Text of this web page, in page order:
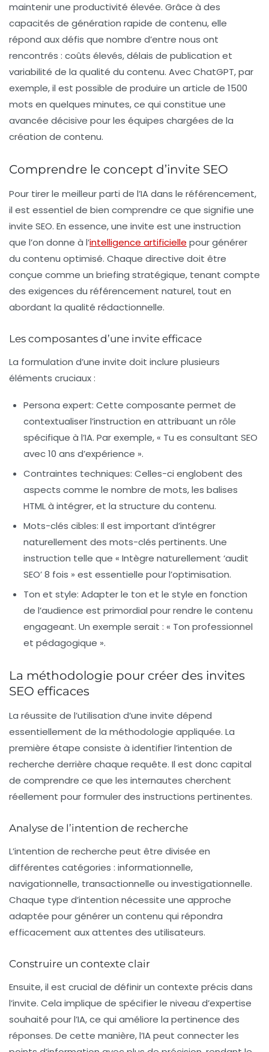
maintenir une productivité élevée. Grâce à des
capacités de génération rapide de contenu, elle
répond aux défis que nombre d’entre nous ont
rencontrés : coûts élevés, délais de publication et
variabilité de la qualité du contenu. Avec ChatGPT, par
exemple, il est possible de produire un article de 1500
mots en quelques minutes, ce qui constitue une
avancée décisive pour les équipes chargées de la
création de contenu.
Comprendre le concept d’invite SEO
Pour tirer le meilleur parti de l’IA dans le référencement,
il est essentiel de bien comprendre ce que signifie une
invite SEO. En essence, une invite est une instruction
que l’on donne à l’intelligence artificielle pour générer
du contenu optimisé. Chaque directive doit être
conçue comme un briefing stratégique, tenant compte
des exigences du référencement naturel, tout en
abordant la qualité rédactionnelle.
Les composantes d’une invite efficace
La formulation d’une invite doit inclure plusieurs
éléments cruciaux :
Persona expert: Cette composante permet de
contextualiser l’instruction en attribuant un rôle
spécifique à l’IA. Par exemple, « Tu es consultant SEO
avec 10 ans d’expérience ».
Contraintes techniques: Celles-ci englobent des
aspects comme le nombre de mots, les balises
HTML à intégrer, et la structure du contenu.
Mots-clés cibles: Il est important d’intégrer
naturellement des mots-clés pertinents. Une
instruction telle que « Intègre naturellement ‘audit
SEO’ 8 fois » est essentielle pour l’optimisation.
Ton et style: Adapter le ton et le style en fonction
de l’audience est primordial pour rendre le contenu
engageant. Un exemple serait : « Ton professionnel
et pédagogique ».
La méthodologie pour créer des invites
SEO efficaces
La réussite de l’utilisation d’une invite dépend
essentiellement de la méthodologie appliquée. La
première étape consiste à identifier l’intention de
recherche derrière chaque requête. Il est donc capital
de comprendre ce que les internautes cherchent
réellement pour formuler des instructions pertinentes.
Analyse de l’intention de recherche
L’intention de recherche peut être divisée en
différentes catégories : informationnelle,
navigationnelle, transactionnelle ou investigationnelle.
Chaque type d’intention nécessite une approche
adaptée pour générer un contenu qui répondra
efficacement aux attentes des utilisateurs.
Construire un contexte clair
Ensuite, il est crucial de définir un contexte précis dans
l’invite. Cela implique de spécifier le niveau d’expertise
souhaité pour l’IA, ce qui améliore la pertinence des
réponses. De cette manière, l’IA peut connecter les